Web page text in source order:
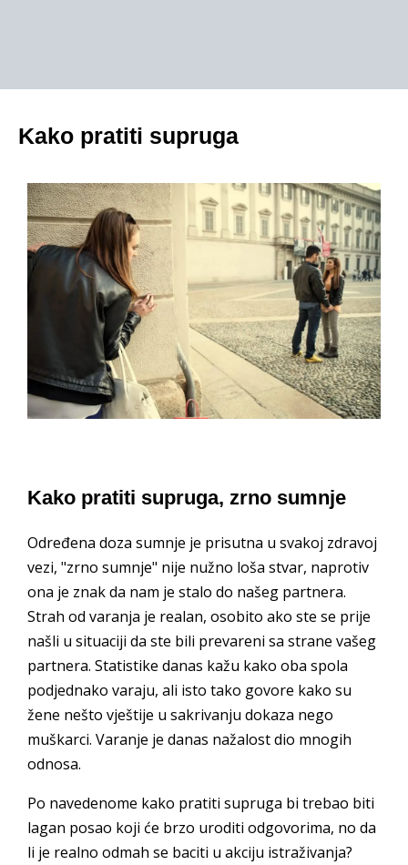
Kako pratiti supruga
Kako pratiti supruga, zrno sumnje
Određena doza sumnje je prisutna u svakoj zdravoj
vezi, "zrno sumnje" nije nužno loša stvar, naprotiv
ona je znak da nam je stalo do našeg partnera.
Strah od varanja je realan, osobito ako ste se prije
našli u situaciji da ste bili prevareni sa strane vašeg
partnera. Statistike danas kažu kako oba spola
podjednako varaju, ali isto tako govore kako su
žene nešto vještije u sakrivanju dokaza nego
muškarci. Varanje je danas nažalost dio mnogih
odnosa.
Po navedenome kako pratiti supruga bi trebao biti
lagan posao koji će brzo uroditi odgovorima, no da
li je realno odmah se baciti u akciju istraživanja?